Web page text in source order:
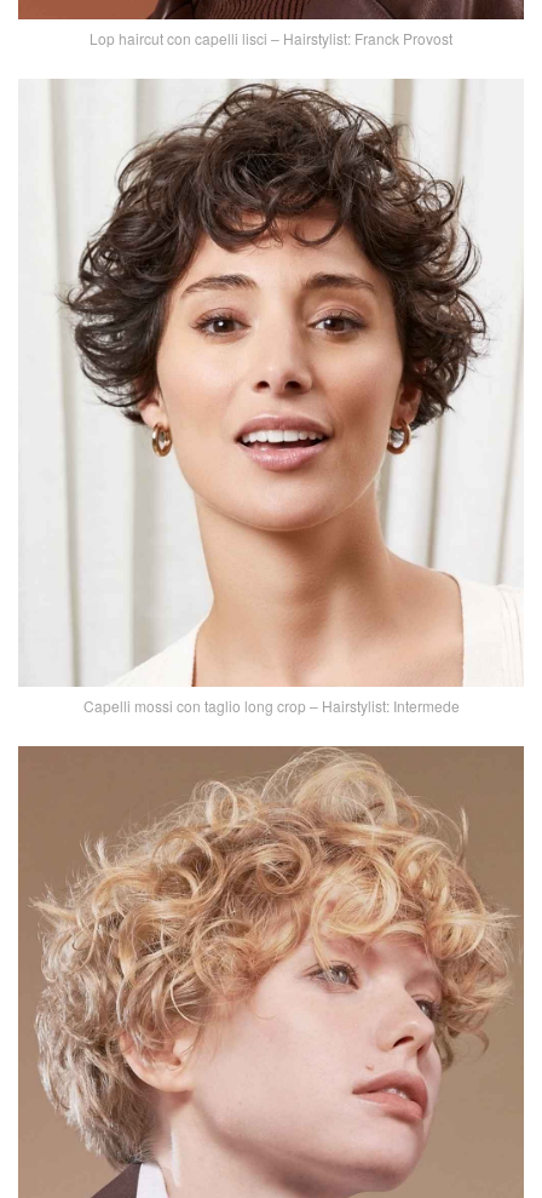
Lop haircut con capelli lisci – Hairstylist: Franck Provost
Capelli mossi con taglio long crop – Hairstylist: Intermede